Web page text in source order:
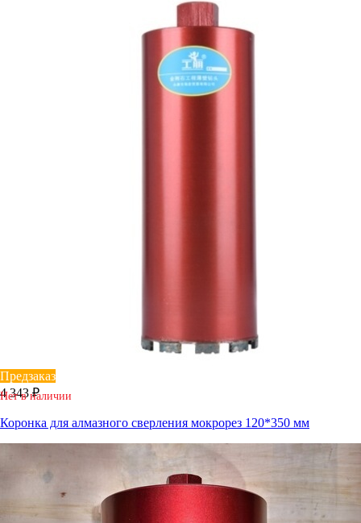
Предзаказ
4 343 ₽
Нет в наличии
Коронка для алмазного сверления мокрорез 120*350 мм